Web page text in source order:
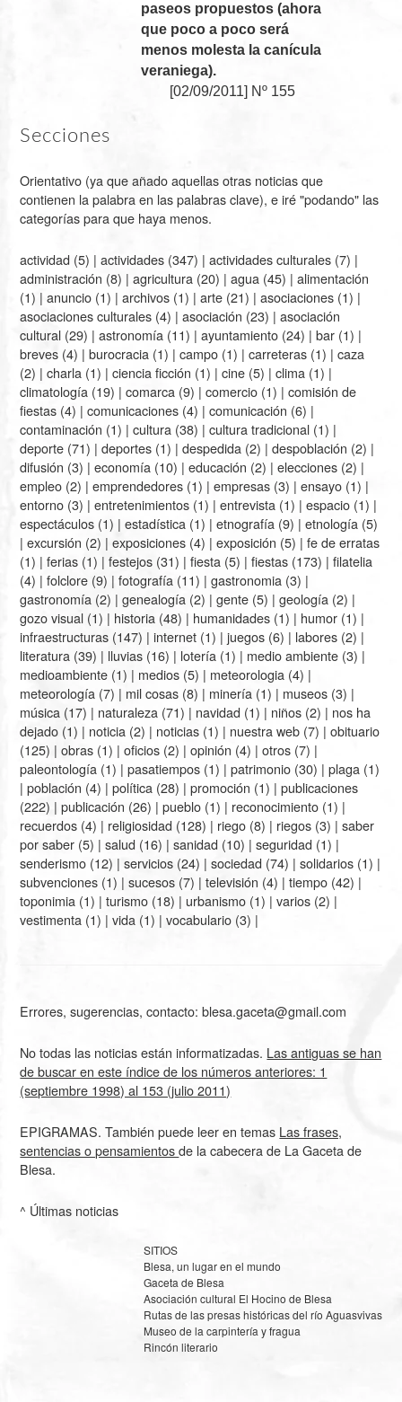
paseos propuestos (ahora
que poco a poco será
menos molesta la canícula
veraniega).
[02/09/2011] Nº 155
Secciones
Orientativo (ya que añado aquellas otras noticias que
contienen la palabra en las palabras clave), e iré "podando" las
categorías para que haya menos.
actividad (5) |actividades (347) |actividades culturales (7) |
administración (8) |agricultura (20) |agua (45) |alimentación
(1) |anuncio (1) |archivos (1) |arte (21) |asociaciones (1) |
asociaciones culturales (4) |asociación (23) |asociación
cultural (29) |astronomía (11) |ayuntamiento (24) |bar (1) |
breves (4) |burocracia (1) |campo (1) |carreteras (1) |caza
(2) |charla (1) |ciencia ficción (1) |cine (5) |clima (1) |
climatología (19) |comarca (9) |comercio (1) |comisión de
fiestas (4) |comunicaciones (4) |comunicación (6) |
contaminación (1) |cultura (38) |cultura tradicional (1) |
deporte (71) |deportes (1) |despedida (2) |despoblación (2) |
difusión (3) |economía (10) |educación (2) |elecciones (2) |
empleo (2) |emprendedores (1) |empresas (3) |ensayo (1) |
entorno (3) |entretenimientos (1) |entrevista (1) |espacio (1) |
espectáculos (1) |estadística (1) |etnografía (9) |etnología (5)
|excursión (2) |exposiciones (4) |exposición (5) |fe de erratas
(1) |ferias (1) |festejos (31) |fiesta (5) |fiestas (173) |filatelia
(4) |folclore (9) |fotografía (11) |gastronomia (3) |
gastronomía (2) |genealogía (2) |gente (5) |geología (2) |
gozo visual (1) | historia (48) | humanidades (1) | humor (1) |
infraestructuras (147) |internet (1) |juegos (6) | labores (2) |
literatura (39) | lluvias (16) | lotería (1) | medio ambiente (3) |
medioambiente (1) | medios (5) | meteorologia (4) |
meteorología (7) | mil cosas (8) | minería (1) | museos (3) |
música (17) | naturaleza (71) | navidad (1) | niños (2) | nos ha
dejado (1) | noticia (2) | noticias (1) | nuestra web (7) |obituario
(125) |obras (1) |oficios (2) |opinión (4) |otros (7) |
paleontología (1) |pasatiempos (1) |patrimonio (30) |plaga (1)
|población (4) |política (28) |promoción (1) |publicaciones
(222) |publicación (26) |pueblo (1) | reconocimiento (1) |
recuerdos (4) | religiosidad (128) | riego (8) | riegos (3) |saber
por saber (5) |salud (16) |sanidad (10) |seguridad (1) |
senderismo (12) |servicios (24) |sociedad (74) |solidarios (1) |
subvenciones (1) |sucesos (7) |televisión (4) |tiempo (42) |
toponimia (1) |turismo (18) | urbanismo (1) |varios (2) |
vestimenta (1) |vida (1) |vocabulario (3) |
Errores, sugerencias, contacto: blesa.gaceta@gmail.com
No todas las noticias están informatizadas. Las antiguas se han
de buscar en este índice de los números anteriores: 1
(septiembre 1998) al 153 (julio 2011)
EPIGRAMAS. También puede leer en temas Las frases,
sentencias o pensamientosde la cabecera de La Gaceta de
Blesa.
^ Últimas noticias
SITIOS
Blesa, un lugar en el mundo
Gaceta de Blesa
Asociación cultural El Hocino de Blesa
Rutas de las presas históricas del río Aguasvivas
Museo de la carpintería y fragua
Rincón literario